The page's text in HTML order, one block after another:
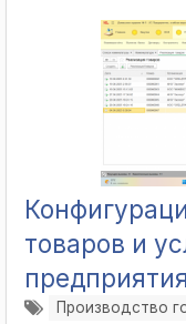
товаров и
предприятия
Производство